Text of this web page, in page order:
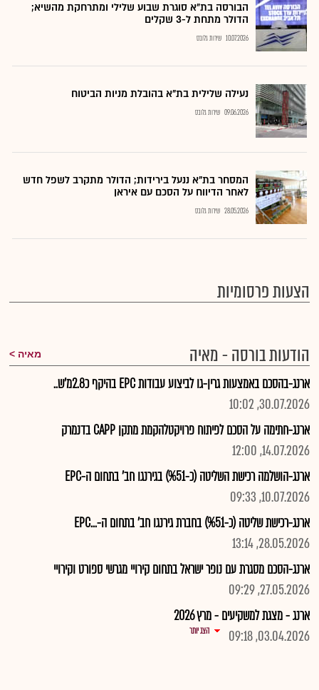
הבורסה בת״א סוגרת שבוע שלילי ומתרחקת מהשיא;
הדולר מתחת ל-3 שקלים
10.07.2026 שירות גלובס
נעילה שלילית בת"א בהובלת מניות הביטוח
09.06.2026 שירות גלובס
המסחר בת"א ננעל בירידות; הדולר מתקרב לשפל חדש
לאחר הדיווח על הסכם עם איראן
28.05.2026 שירות גלובס
הצעות פרסומיות
הודעות בורסה - מאיה מאיה
ארנג-בהסכם באמצעות גרין-גו לביצוע עבודות EPC בהיקף כ2.8מ'ש..
30.07.2026, 10:02
ארנג-חתימה על הסכם לפיתוח פרויקטלהקמת מתקן CAPP בדנמרק
14.07.2026, 12:00
ארנג-הושלמה רכישת השליטה (כ-%51) בגירנגו חב' בתחום ה-EPC
10.07.2026, 09:33
ארנג-רכישת שליטה (כ-%51) בחברת גירנגו חב' בתחום ה-...EPC
28.05.2026, 13:14
ארנג-הסכם מסגרת עם נופר ישראל בתחום קירויי מגרשי ספורט וקירויי
27.05.2026, 09:29
ארנג - מצגת למשקיעים - מרץ 2026
03.04.2026, 09:18
הצג יותר